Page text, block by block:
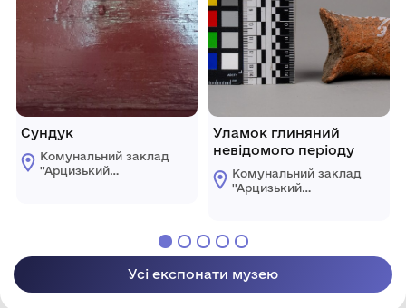
Сундук
Комунальний заклад
''Арцизький
Уламок глиняний
невідомого періоду
Комунальний заклад
''Арцизький
ради
Усі експонати музею